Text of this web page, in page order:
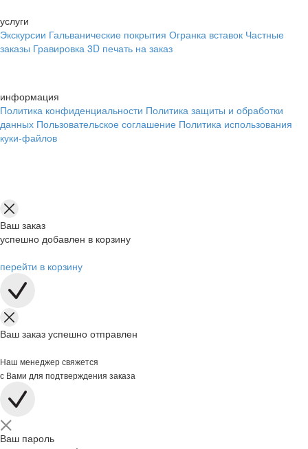
услуги
Экскурсии Гальванические покрытия Огранка вставок Частные
заказы Гравировка 3D печать на заказ
информация
Политика конфиденциальности Политика защиты и обработки
данных Пользовательское соглашение Политика использования
куки-файлов
Ваш заказ
успешно добавлен в корзину
перейти в корзину
Ваш заказ успешно отправлен
Наш менеджер свяжется
с Вами для подтверждения заказа
Ваш пароль